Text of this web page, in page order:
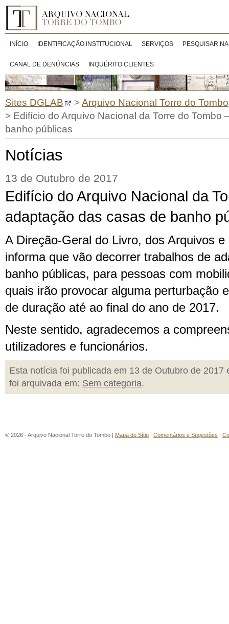
INÍCIO IDENTIFICAÇÃO INSTITUCIONAL SERVIÇOS PESQUISAR
CANAL DE DENÚNCIAS INQUÉRITO CLIENTES
Sites DGLAB >Arquivo Nacional Torre do Tombo
> Edifício do Arquivo Nacional da Torre do Tombo
banho públicas
Notícias
13 de Outubro de 2017
Edifício do Arquivo Nacional da
adaptação das casas de banho
A Direção-Geral do Livro, dos Arquivos
informa que vão decorrer trabalhos de
banho públicas, para pessoas com
quais irão provocar alguma perturbação
de duração até ao final do ano de 2017.
Neste sentido, agradecemos a
utilizadores e funcionários.
Esta notícia foi publicada em 13 de Outubro de 2017
foi arquivada em: Sem categoria.
© 2026 - Arquivo Nacional Torre do Tombo | Mapa do Sítio | Comentários e Sugestões |